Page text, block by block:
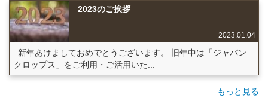
2023のご挨拶
2023.01.04
新年あけましておめでとうございます。 旧年中は「ジャパン
クロップス」をご利用・ご活用いた...
もっと見る